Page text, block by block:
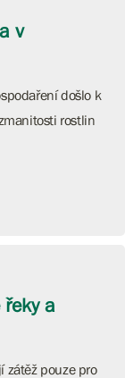
v
došlo k
rostlin
řeky a
zátěž pouze pro